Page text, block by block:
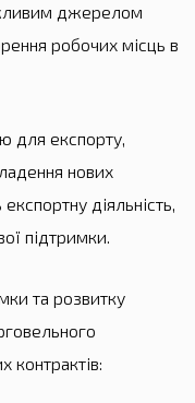
джерелом
робочих місць в
для експорту,
нових
діяльність,
підтримки.
та розвитку
контрактів: